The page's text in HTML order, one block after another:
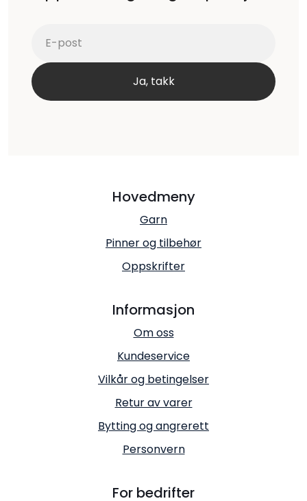
Hovedmeny
Garn
Pinner og tilbehør
Oppskrifter
Informasjon
Om oss
Kundeservice
Vilkår og betingelser
Retur av varer
Bytting og angrerett
Personvern
For bedrifter